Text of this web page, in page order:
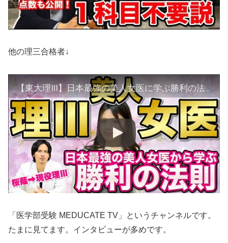
他の理三合格者↓
【東大理Ⅲ】日本最強の美人女医に学ぶ勝利の法則【桜蔭】
「医学部受験 MEDUCATE TV」というチャンネルです。
たまに見てます。インタビューが多めです。